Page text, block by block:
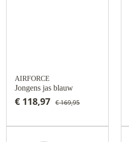
AIRFORCE
Jongens jas blauw
€ 118,97 € 169,95